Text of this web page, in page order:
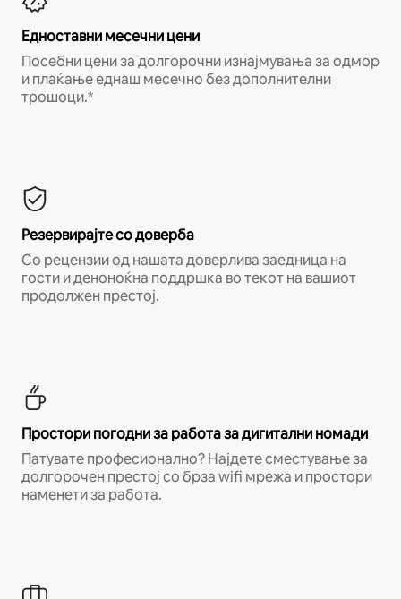
Едноставни месечни цени
Посебни цени за долгорочни изнајмувања за одмор
и плаќање еднаш месечно без дополнителни
трошоци.*
Резервирајте со доверба
Со рецензии од нашата доверлива заедница на
гости и деноноќна поддршка во текот на вашиот
продолжен престој.
Простори погодни за работа за дигитални номади
Патувате професионално? Најдете сместување за
долгорочен престој со брза wifi мрежа и простори
наменети за работа.